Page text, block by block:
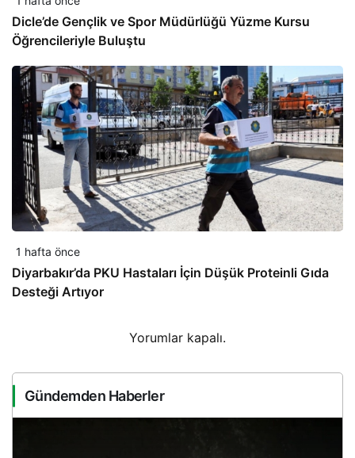
Dicle’de Gençlik ve Spor Müdürlüğü Yüzme Kursu
Öğrencileriyle Buluştu
1 hafta önce
Diyarbakır’da PKU Hastaları İçin Düşük Proteinli Gıda
Desteği Artıyor
Yorumlar kapalı.
Gündemden Haberler